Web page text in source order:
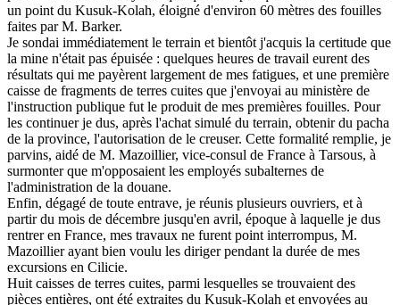
un point du Kusuk-Kolah, éloigné d'environ 60 mètres des fouilles
faites par M. Barker.
Je sondai immédiatement le terrain et bientôt j'acquis la certitude que
la mine n'était pas épuisée : quelques heures de travail eurent des
résultats qui me payèrent largement de mes fatigues, et une première
caisse de fragments de terres cuites que j'envoyai au ministère de
l'instruction publique fut le produit de mes premières fouilles. Pour
les continuer je dus, après l'achat simulé du terrain, obtenir du pacha
de la province, l'autorisation de le creuser. Cette formalité remplie, je
parvins, aidé de M. Mazoillier, vice-consul de France à Tarsous, à
surmonter que m'opposaient les employés subalternes de
l'administration de la douane.
Enfin, dégagé de toute entrave, je réunis plusieurs ouvriers, et à
partir du mois de décembre jusqu'en avril, époque à laquelle je dus
rentrer en France, mes travaux ne furent point interrompus, M.
Mazoillier ayant bien voulu les diriger pendant la durée de mes
excursions en Cilicie.
Huit caisses de terres cuites, parmi lesquelles se trouvaient des
pièces entières, ont été extraites du Kusuk-Kolah et envoyées au